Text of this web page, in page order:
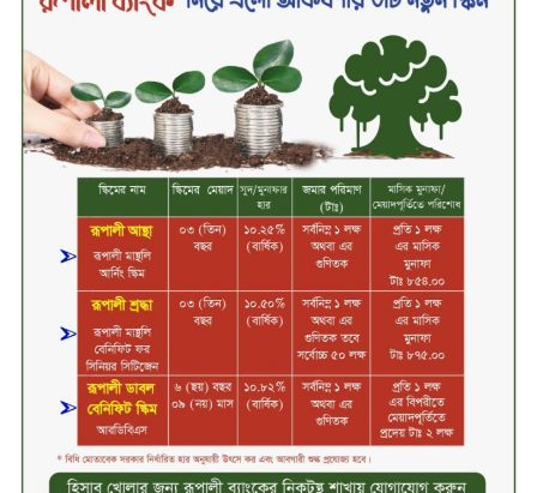
মাধবপুর গৃহবধূর ঝুলন্ত মরদেহ উদ্ধার
করছে পুলিশ
চ্যানেল আইয়ের ‘আমরাই বাংলাদেশ’
টকশোতে সাইফুল ইসলাম সোহেল ও
চিত্রনায়ক ডিএ তায়েব
টাঙ্গাইলে নিহত বাস মালিকদের
পরিবারকে অনুদান ও সম্মাননা প্রদান